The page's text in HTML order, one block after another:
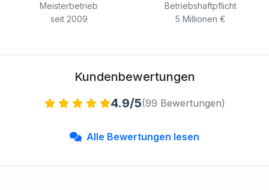
Meisterbetrieb
seit 2009
Betriebshaftpflicht
5 Millionen €
Kundenbewertungen
4.9/5(99 Bewertungen)
Alle Bewertungen lesen